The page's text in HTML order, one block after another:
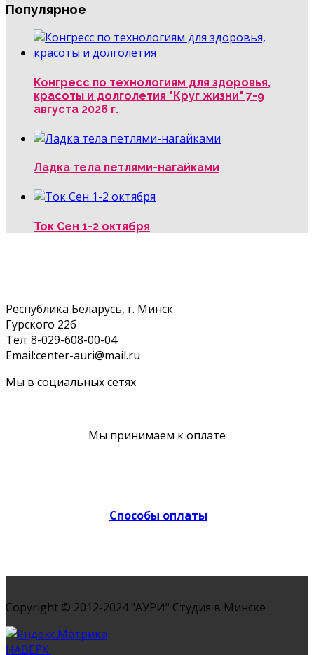
Популярное
Конгресс по технологиям для здоровья,
красоты и долголетия "Круг жизни" 7-9
августа 2026 г.
Ладка тела петлями-нагайками
Ток Сен 1-2 октября
Республика Беларусь, г. Минск
Гурского 22б
Тел: 8-029-608-00-04
Email:center-auri@mail.ru
Мы в социальных сетях
Мы принимаем к оплате
Способы оплаты
Copyright © 2012-2024 "АУРИ" Студия в Минске
НАВЕРХ